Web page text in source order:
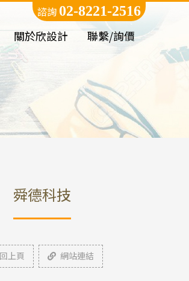
關於欣設計 聯繫/詢價
諮詢 02-8221-2516
舜德科技
回上頁 網站連結